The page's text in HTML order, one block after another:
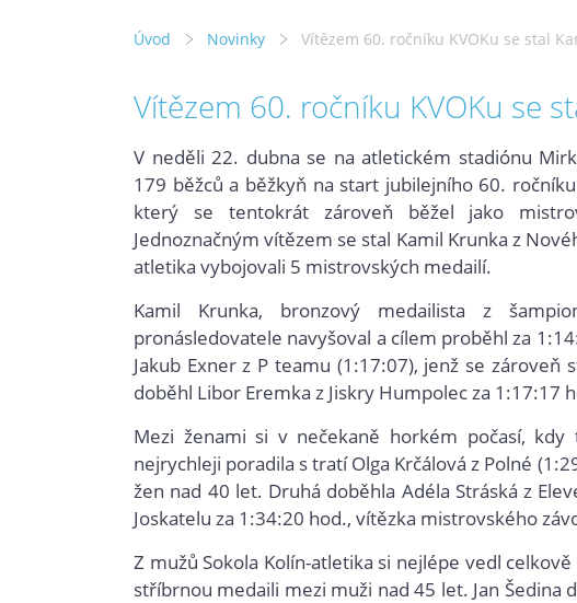
Úvod Novinky Vítězem 60. ročníku KVOKu se stal
Vítězem 60. ročníku KVOKu se
V neděli 22. dubna se na atletickém stadiónu
179 běžců a běžkyň na start jubilejního 60.
který se tentokrát zároveň běžel jako
Jednoznačným vítězem se stal Kamil Krunka z
atletika vybojovali 5 mistrovských medailí.
Kamil Krunka, bronzový medailista z
pronásledovatele navyšoval a cílem proběhl za
Jakub Exner z P teamu (1:17:07), jenž se
doběhl Libor Eremka z Jiskry Humpolec za 1:17:17
Mezi ženami si v nečekaně horkém počasí,
nejrychleji poradila s tratí Olga Krčálová z Polné
žen nad 40 let. Druhá doběhla Adéla Stráská z
Joskatelu za 1:34:20 hod., vítězka mistrovského
Z mužů Sokola Kolín-atletika si nejlépe vedl
stříbrnou medaili mezi muži nad 45 let. Jan Šedina